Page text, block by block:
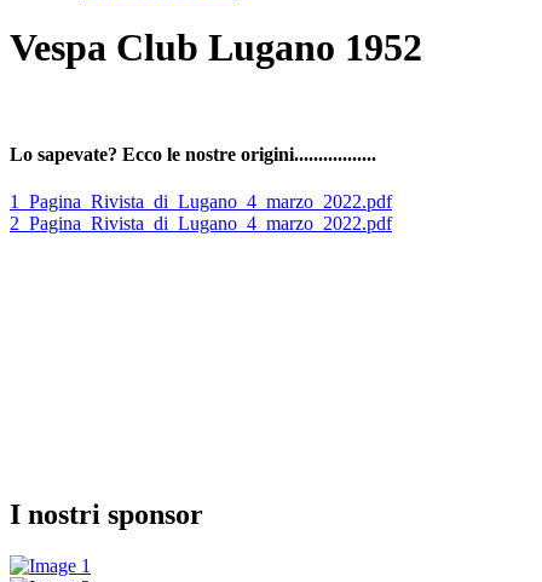
Vespa Club Lugano 1952
Lo sapevate? Ecco le nostre origini.................
1_Pagina_Rivista_di_Lugano_4_marzo_2022.pdf
2_Pagina_Rivista_di_Lugano_4_marzo_2022.pdf
I nostri sponsor